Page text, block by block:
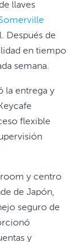
llaves
Después de
en tiempo
semana.
la entrega y
flexible
y centro
de Japón,
seguro de
y